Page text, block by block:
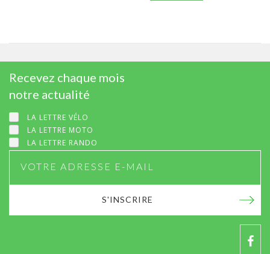
Recevez chaque mois
notre actualité
LA LETTRE VÉLO
LA LETTRE MOTO
LA LETTRE RANDO
S'INSCRIRE